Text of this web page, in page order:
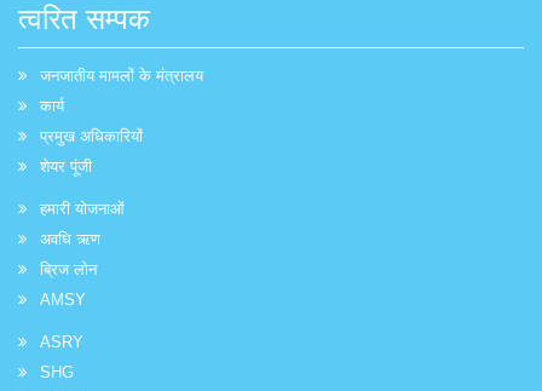
त्वरित सम्पक
जनजातीय मामलों के मंत्रालय
कार्य
प्रमुख अधिकारियों
शेयर पूंजी
हमारी योजनाओं
अवधि ऋण
ब्रिज लोन
AMSY
ASRY
SHG